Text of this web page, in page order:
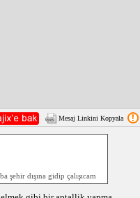
Mesaj Linkini Kopyala
dışına gidip çalışıcam